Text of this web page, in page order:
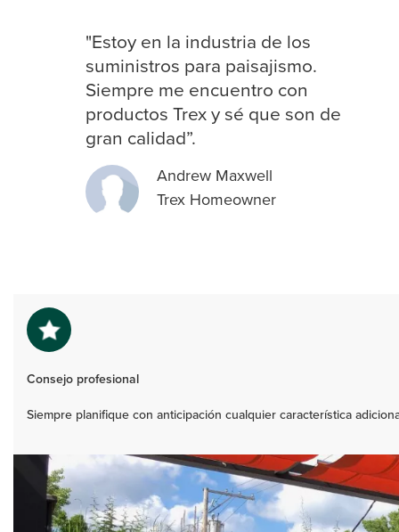
"Estoy en la industria de los
suministros para paisajismo.
Siempre me encuentro con
productos Trex y sé que son de
gran calidad”.
Andrew Maxwell
Trex Homeowner
Consejo profesional
Siempre planifique con anticipación cualquier característica